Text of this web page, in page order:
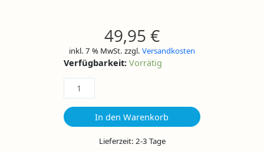
49,95 €
inkl. 7 % MwSt. zzgl. Versandkosten
Verfügbarkeit: Vorrätig
Adventskalender
2026
Menge
In den Warenkorb
Lieferzeit: 2-3 Tage